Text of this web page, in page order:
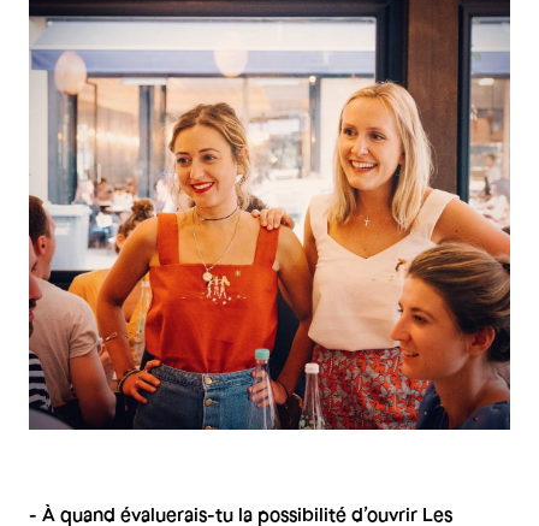
- À quand évaluerais-tu la possibilité d’ouvrir Les